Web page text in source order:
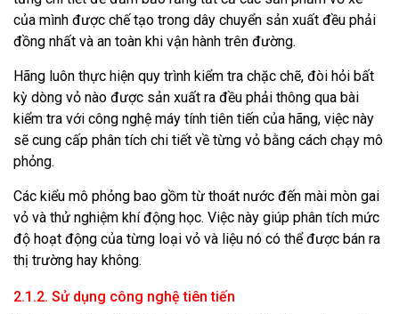
của mình được chế tạo trong dây chuyển sản xuất đều phải
đồng nhất và an toàn khi vận hành trên đường.
Hãng luôn thực hiện quy trình kiểm tra chặc chẽ, đòi hỏi bất
kỳ dòng vỏ nào được sản xuất ra đều phải thông qua bài
kiểm tra với công nghệ máy tính tiên tiến của hãng, việc này
sẽ cung cấp phân tích chi tiết về từng vỏ bằng cách chạy mô
phỏng.
Các kiểu mô phỏng bao gồm từ thoát nước đến mài mòn gai
vỏ và thử nghiệm khí động học. Việc này giúp phân tích mức
độ hoạt động của từng loại vỏ và liệu nó có thể được bán ra
thị trường hay không.
2.1.2. Sử dụng công nghệ tiên tiến